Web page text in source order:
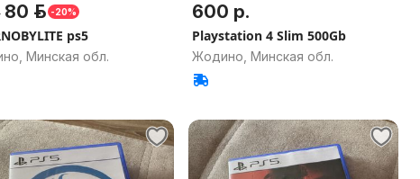
80 р. -20%
ps5
Минская обл.
600 р.
Playstation 4 Slim 500Gb
Жодино, Минская обл.